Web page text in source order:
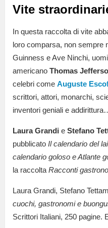
Vite
In questa raccolta di vite
loro comparsa, non sempre
Guinness e Ave Ninchi,
americano Thomas
celebri come Auguste
scrittori, attori, monarchi,
inventori geniali e
Laura Grandi e Stefano
pubblicato Il calendario del
calendario goloso e Atlante
la raccolta Racconti
Laura Grandi, Stefano
cuochi, gastronomi e
Scrittori Italiani, 250 pagine.